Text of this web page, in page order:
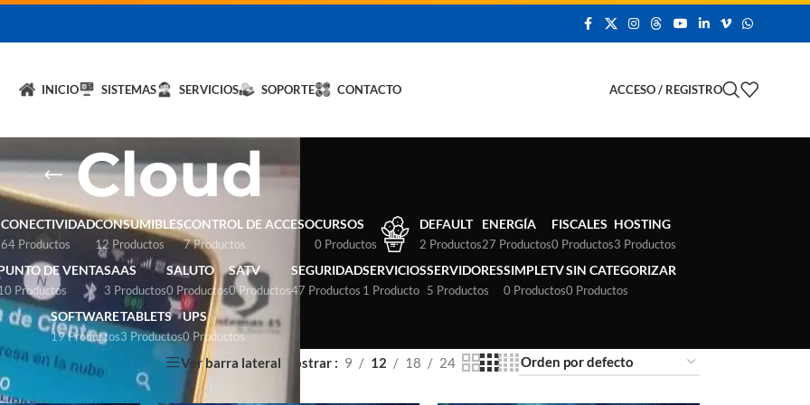
INICIO SISTEMAS SERVICIOS SOPORTE CONTACTO ACCESO / REGISTRO
Cloud
CONECTIVIDAD
64 Productos
CONSUMIBLES
12 Productos
CONTROL DE ACCESO
7 Productos
CURSOS
0 Productos
DEFAULT
2 Productos
ENERGÍA
27 Productos
FISCALES
0 Productos
HOSTING
3 Productos
DE VENTA
Productos
SAAS
3 Productos
SALUTO
0 Productos
SATV
0 Productos
SEGURIDAD
47 Productos
SERVICIOS
1 Producto
SERVIDORES
5 Productos
SIMPLETV
0 Productos
SIN CATEGORIZAR
0 Productos
SOFTWARE
19 Productos
TABLETS
3 Productos
UPS
0 Productos
Ver barra lateral Mostrar 9 12 18 24